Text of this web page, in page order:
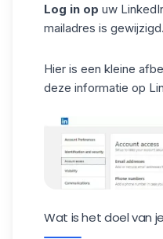
Log in op uw
mailadres is
Hier is een kleine
deze informatie op
Wat is het doel van